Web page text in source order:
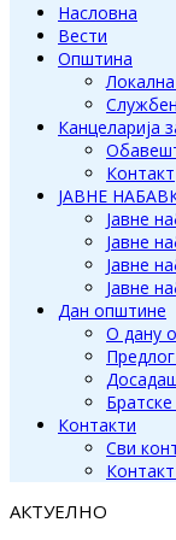
Насловна
Вести
Општина
Канцеларија
Контакт
ЈАВНЕ
Јавне
Јавне
Јавне
Јавне
Дан општине
О дану
Контакти
Сви
АКТУЕЛНО